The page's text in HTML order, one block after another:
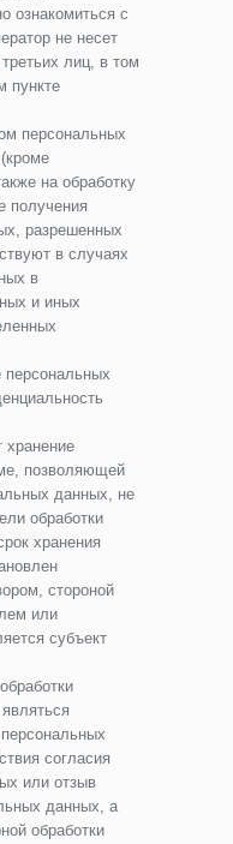
ознакомиться с
не несет
лиц, в том
пункте
персональных
на обработку
получения
разрешенных
в случаях
в
и иных
персональных
хранение
позволяющей
данных, не
обработки
хранения
стороной
или
субъект
согласия
или отзыв
данных, а
обработки